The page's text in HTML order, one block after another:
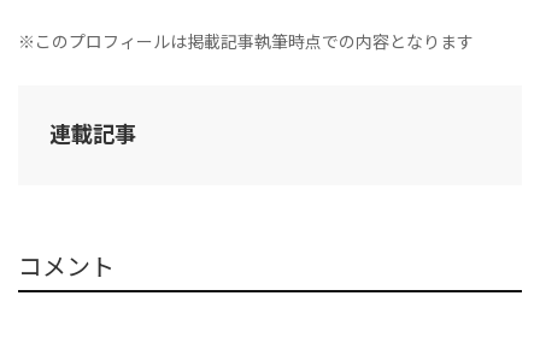
※このプロフィールは掲載記事執筆時点での内容となります
連載記事
コメント